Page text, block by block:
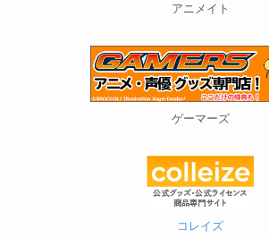
アニメイト
ゲーマーズ
コレイズ